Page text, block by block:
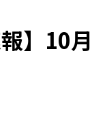
報】